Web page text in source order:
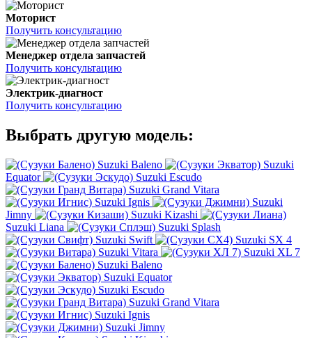
Моторист
Получить консультацию
Менеджер отдела запчастей
Получить консультацию
Электрик-диагност
Получить консультацию
Выбрать другую модель:
Suzuki Baleno
Suzuki
Equator
Suzuki Escudo
Suzuki Grand Vitara
Suzuki Ignis
Suzuki
Jimny
Suzuki Kizashi
Suzuki Liana
Suzuki Splash
Suzuki Swift
Suzuki SX 4
Suzuki Vitara
Suzuki XL 7
Suzuki Baleno
Suzuki Equator
Suzuki Escudo
Suzuki Grand Vitara
Suzuki Ignis
Suzuki Jimny